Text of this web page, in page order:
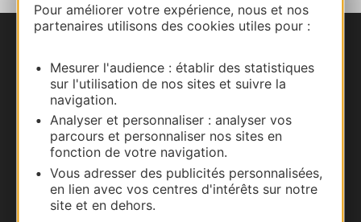
Pour améliorer votre expérience, nous et nos
partenaires utilisons des cookies utiles pour :
Mesurer l'audience : établir des statistiques
sur l'utilisation de nos sites et suivre la
navigation.
Analyser et personnaliser : analyser vos
parcours et personnaliser nos sites en
fonction de votre navigation.
Vous adresser des publicités personnalisées,
en lien avec vos centres d'intérêts sur notre
site et en dehors.
Carte interactive
Documentation